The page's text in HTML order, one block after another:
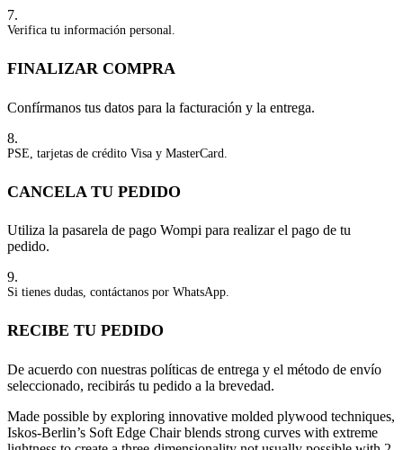
7.
Verifica tu información personal.
FINALIZAR COMPRA
Confírmanos tus datos para la facturación y la entrega.
8.
PSE, tarjetas de crédito Visa y MasterCard.
CANCELA TU PEDIDO
Utiliza la pasarela de pago Wompi para realizar el pago de tu
pedido.
9.
Si tienes dudas, contáctanos por WhatsApp.
RECIBE TU PEDIDO
De acuerdo con nuestras políticas de entrega y el método de envío
seleccionado, recibirás tu pedido a la brevedad.
Made possible by exploring innovative molded plywood techniques,
Iskos-Berlin’s Soft Edge Chair blends strong curves with extreme